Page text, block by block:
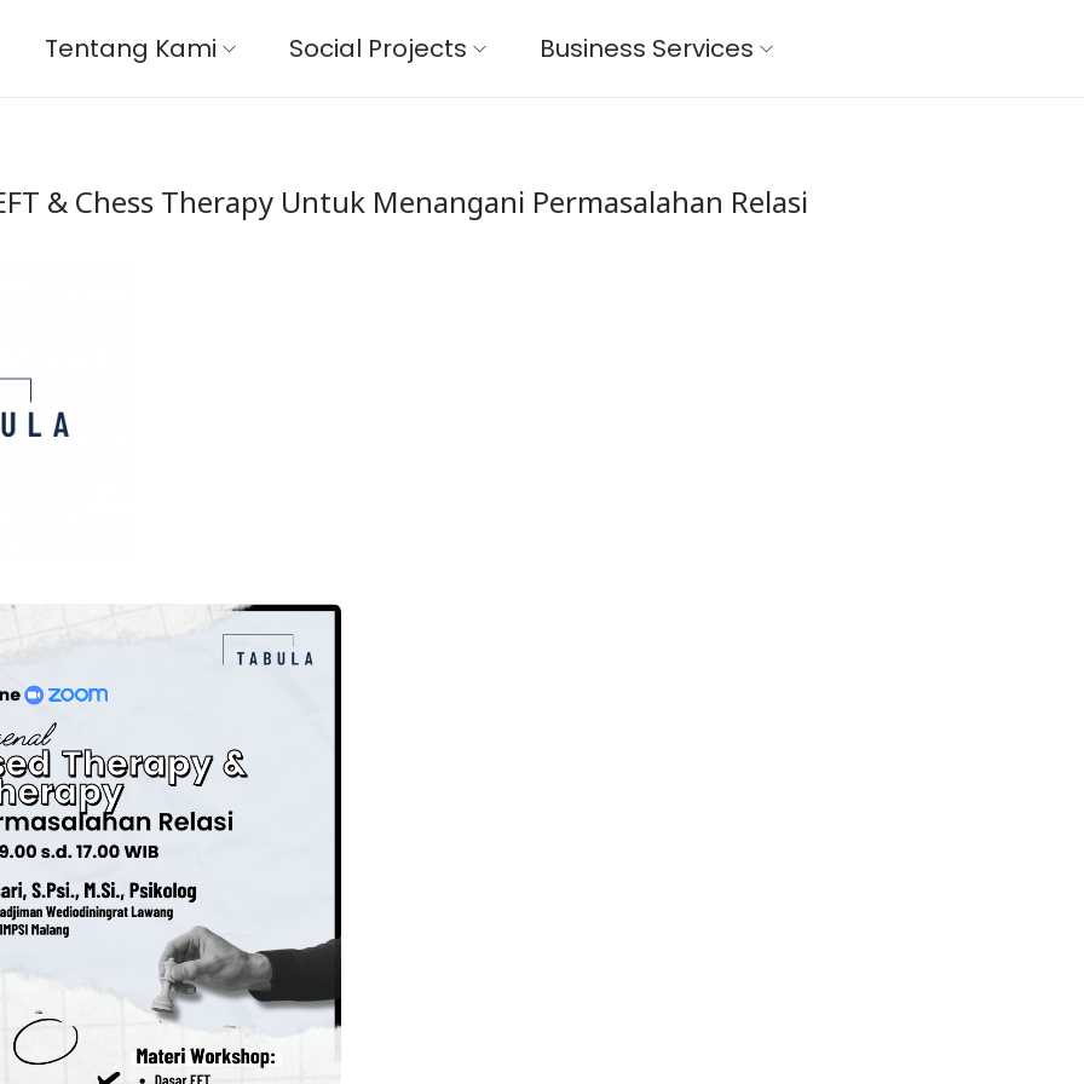
Tentang Kami Social Projects Business Services
& Chess Therapy Untuk Menangani Permasalahan Relasi